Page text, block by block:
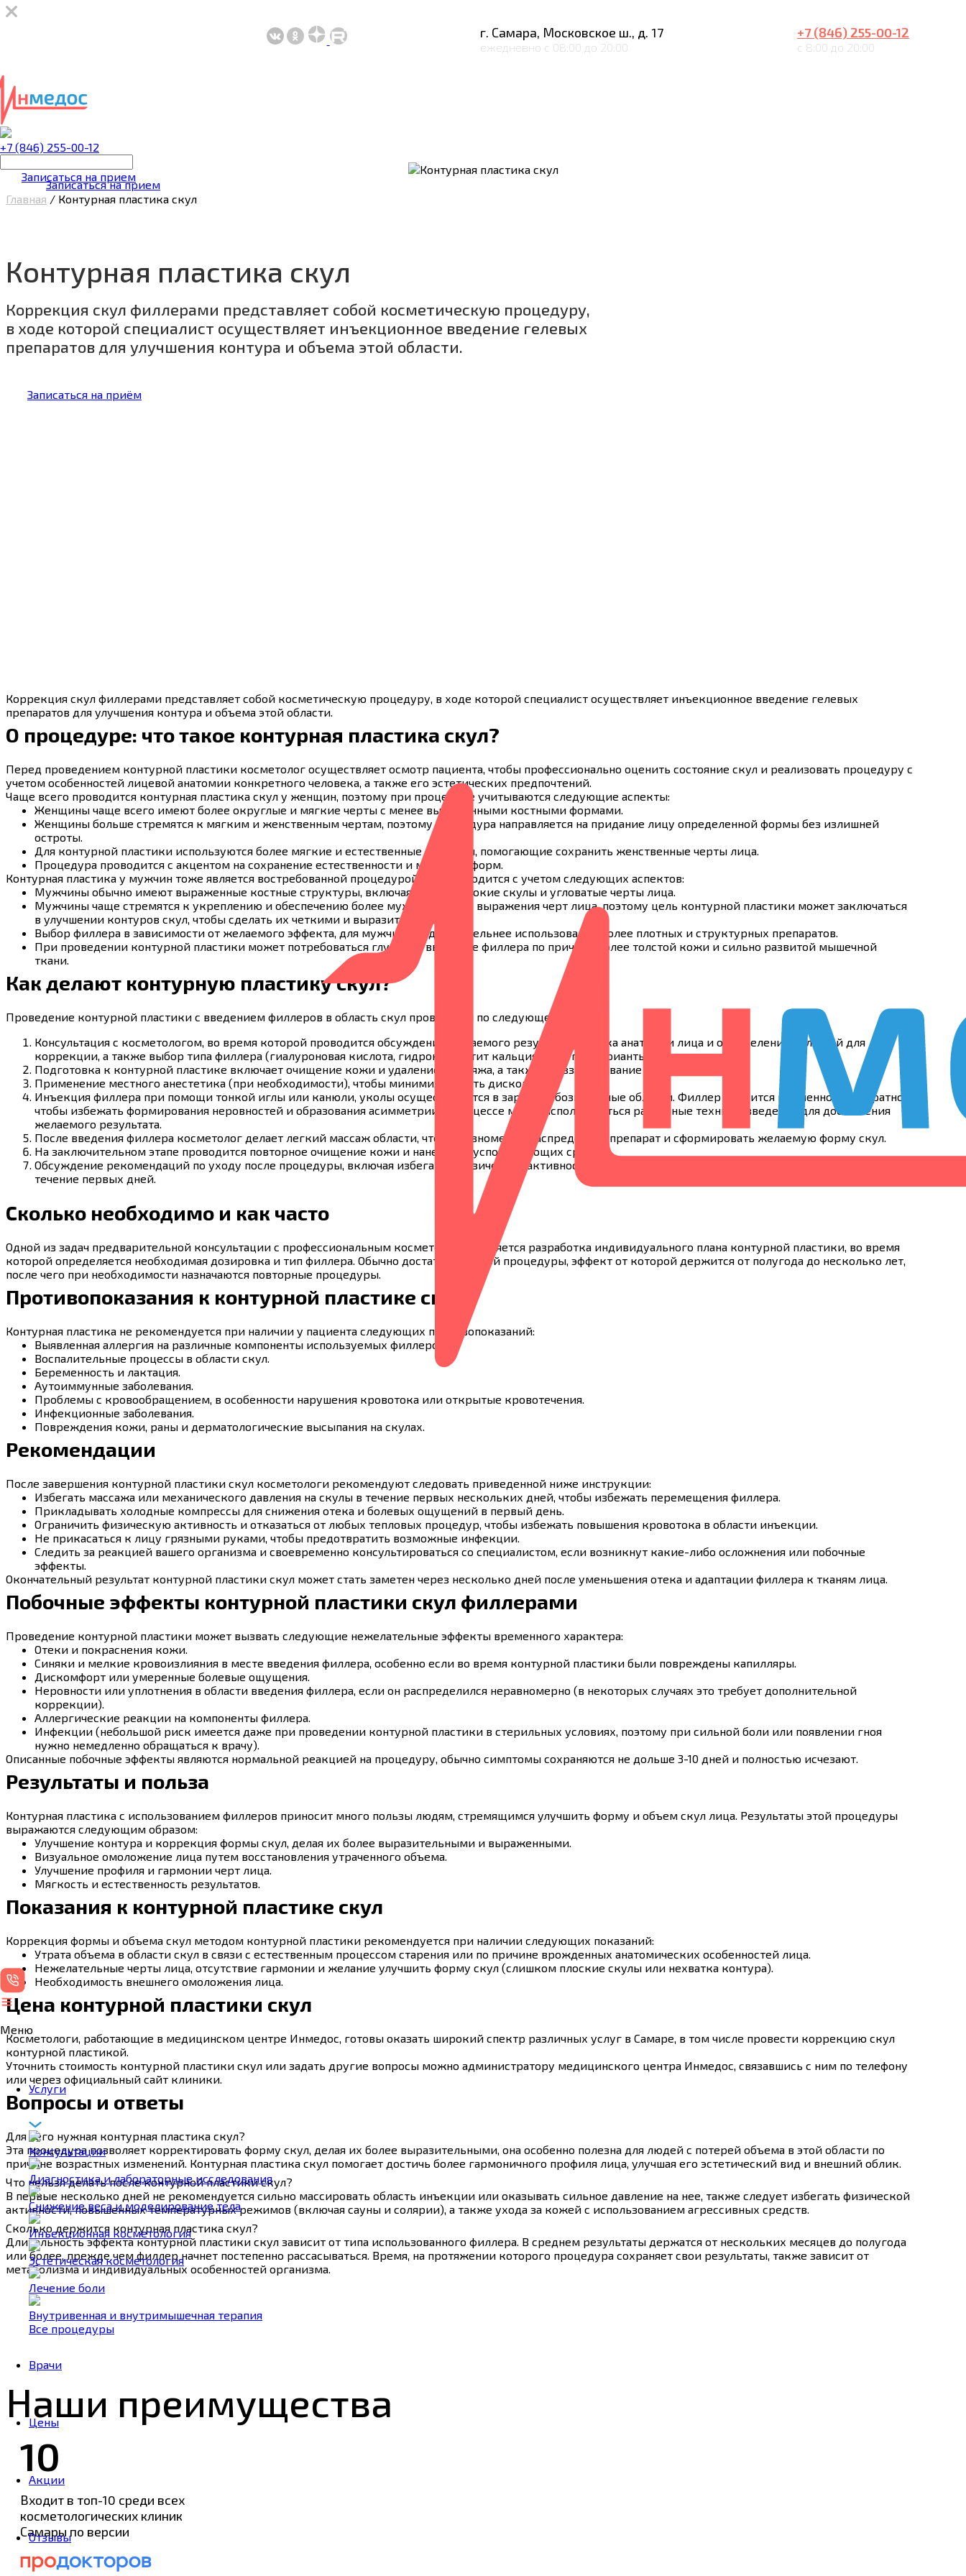
г. Самара, Московское ш., д. 17
ежедневно с 08:00 до 20:00
+7 (846) 255-00-12
с 8:00 до 20:00
Записаться на прием
+7 (846) 255-00-12
Записаться на прием
Меню
Услуги
Консультации
Диагностика и лабораторные исследования
Снижение веса и моделирование тела
Инъекционная косметология
Эстетическая косметология
Лечение боли
Внутривенная и внутримышечная терапия
Все процедуры
Врачи
Цены
Акции
Отзывы
Главная / Контурная пластика скул
Контурная пластика скул
Коррекция скул филлерами представляет собой косметическую процедуру,
в ходе которой специалист осуществляет инъекционное введение гелевых
препаратов для улучшения контура и объема этой области.
Записаться на приём
Коррекция скул филлерами представляет собой косметическую процедуру, в ходе которой специалист осуществляет инъекционное введение гелевых
препаратов для улучшения контура и объема этой области.
О процедуре: что такое контурная пластика скул?
Перед проведением контурной пластики косметолог осуществляет осмотр пациента, чтобы профессионально оценить состояние скул и реализовать процедуру с
учетом особенностей лицевой анатомии конкретного человека, а также его эстетических предпочтений.
Чаще всего проводится контурная пластика скул у женщин, поэтому при процедуре учитываются следующие аспекты:
Женщины чаще всего имеют более округлые и мягкие черты с менее выраженными костными формами.
Женщины больше стремятся к мягким и женственным чертам, поэтому процедура направляется на придание лицу определенной формы без излишней
остроты.
Для контурной пластики используются более мягкие и естественные филлеры, помогающие сохранить женственные черты лица.
Процедура проводится с акцентом на сохранение естественности и мягкости форм.
Контурная пластика у мужчин тоже является востребованной процедурой, она проводится с учетом следующих аспектов:
Мужчины обычно имеют выраженные костные структуры, включая более широкие скулы и угловатые черты лица.
Мужчины чаще стремятся к укреплению и обеспечению более мужественного выражения черт лица, поэтому цель контурной пластики может заключаться
в улучшении контуров скул, чтобы сделать их четкими и выразительными.
Выбор филлера в зависимости от желаемого эффекта, для мужчин предпочтительнее использование более плотных и структурных препаратов.
При проведении контурной пластики может потребоваться глубокое введение филлера по причине более толстой кожи и сильно развитой мышечной
ткани.
Как делают контурную пластику скул?
Проведение контурной пластики с введением филлеров в область скул проводится по следующей схеме:
Консультация с косметологом, во время которой проводится обсуждение желаемого результата, оценка анатомии лица и определение областей для
коррекции, а также выбор типа филлера (гиалуроновая кислота, гидроксиапатит кальция и другие варианты).
Подготовка к контурной пластике включает очищение кожи и удаление макияжа, а также обеззараживание области инъекций.
Применение местного анестетика (при необходимости), чтобы минимизировать дискомфорт.
Инъекция филлера при помощи тонкой иглы или канюли, уколы осуществляются в заранее обозначенные области. Филлер вводится медленно и аккуратно,
чтобы избежать формирования неровностей и образования асимметрии; в процессе могут использоваться различные техники введения для достижения
желаемого результата.
После введения филлера косметолог делает легкий массаж области, чтобы равномерно распределить препарат и сформировать желаемую форму скул.
На заключительном этапе проводится повторное очищение кожи и нанесение успокаивающих средств.
Обсуждение рекомендаций по уходу после процедуры, включая избегание физической активности, тепловых процедур и интенсивного массажа лица в
течение первых дней.
Сколько необходимо и как часто
Одной из задач предварительной консультации с профессиональным косметологом является разработка индивидуального плана контурной пластики, во время
которой определяется необходимая дозировка и тип филлера. Обычно достаточно одной процедуры, эффект от которой держится от полугода до несколько лет,
после чего при необходимости назначаются повторные процедуры.
Противопоказания к контурной пластике скул
Контурная пластика не рекомендуется при наличии у пациента следующих противопоказаний:
Выявленная аллергия на различные компоненты используемых филлеров.
Воспалительные процессы в области скул.
Беременность и лактация.
Аутоиммунные заболевания.
Проблемы с кровообращением, в особенности нарушения кровотока или открытые кровотечения.
Инфекционные заболевания.
Повреждения кожи, раны и дерматологические высыпания на скулах.
Рекомендации
После завершения контурной пластики скул косметологи рекомендуют следовать приведенной ниже инструкции:
Избегать массажа или механического давления на скулы в течение первых нескольких дней, чтобы избежать перемещения филлера.
Прикладывать холодные компрессы для снижения отека и болевых ощущений в первый день.
Ограничить физическую активность и отказаться от любых тепловых процедур, чтобы избежать повышения кровотока в области инъекции.
Не прикасаться к лицу грязными руками, чтобы предотвратить возможные инфекции.
Следить за реакцией вашего организма и своевременно консультироваться со специалистом, если возникнут какие-либо осложнения или побочные
эффекты.
Окончательный результат контурной пластики скул может стать заметен через несколько дней после уменьшения отека и адаптации филлера к тканям лица.
Побочные эффекты контурной пластики скул филлерами
Проведение контурной пластики может вызвать следующие нежелательные эффекты временного характера:
Отеки и покраснения кожи.
Синяки и мелкие кровоизлияния в месте введения филлера, особенно если во время контурной пластики были повреждены капилляры.
Дискомфорт или умеренные болевые ощущения.
Неровности или уплотнения в области введения филлера, если он распределился неравномерно (в некоторых случаях это требует дополнительной
коррекции).
Аллергические реакции на компоненты филлера.
Инфекции (небольшой риск имеется даже при проведении контурной пластики в стерильных условиях, поэтому при сильной боли или появлении гноя
нужно немедленно обращаться к врачу).
Описанные побочные эффекты являются нормальной реакцией на процедуру, обычно симптомы сохраняются не дольше 3-10 дней и полностью исчезают.
Результаты и польза
Контурная пластика с использованием филлеров приносит много пользы людям, стремящимся улучшить форму и объем скул лица. Результаты этой процедуры
выражаются следующим образом:
Улучшение контура и коррекция формы скул, делая их более выразительными и выраженными.
Визуальное омоложение лица путем восстановления утраченного объема.
Улучшение профиля и гармонии черт лица.
Мягкость и естественность результатов.
Показания к контурной пластике скул
Коррекция формы и объема скул методом контурной пластики рекомендуется при наличии следующих показаний:
Утрата объема в области скул в связи с естественным процессом старения или по причине врожденных анатомических особенностей лица.
Нежелательные черты лица, отсутствие гармонии и желание улучшить форму скул (слишком плоские скулы или нехватка контура).
Необходимость внешнего омоложения лица.
Цена контурной пластики скул
Косметологи, работающие в медицинском центре Инмедос, готовы оказать широкий спектр различных услуг в Самаре, в том числе провести коррекцию скул
контурной пластикой.
Уточнить стоимость контурной пластики скул или задать другие вопросы можно администратору медицинского центра Инмедос, связавшись с ним по телефону
или через официальный сайт клиники.
Вопросы и ответы
Для чего нужная контурная пластика скул?
Эта процедура позволяет корректировать форму скул, делая их более выразительными, она особенно полезна для людей с потерей объема в этой области по
причине возрастных изменений. Контурная пластика скул помогает достичь более гармоничного профиля лица, улучшая его эстетический вид и внешний облик.
Что нельзя делать после контурной пластики скул?
В первые несколько дней не рекомендуется сильно массировать область инъекции или оказывать сильное давление на нее, также следует избегать физической
активности, повышенных температурных режимов (включая сауны и солярии), а также ухода за кожей с использованием агрессивных средств.
Сколько держится контурная пластика скул?
Длительность эффекта контурной пластики скул зависит от типа использованного филлера. В среднем результаты держатся от нескольких месяцев до полугода
или более, прежде чем филлер начнет постепенно рассасываться. Время, на протяжении которого процедура сохраняет свои результаты, также зависит от
метаболизма и индивидуальных особенностей организма.
Наши преимущества
10
Входит в топ-10 среди всех
косметологических клиник
Самары по версии